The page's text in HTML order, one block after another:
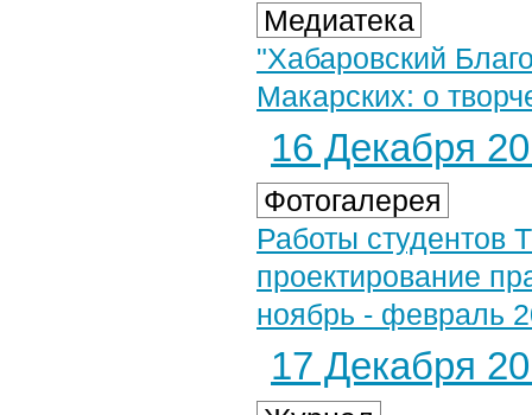
Медиатека
"Хабаровский
Макарских: о
16 Декабря
Фотогалерея
Работы студентов
проектирование
ноябрь - февраль
17 Декабря